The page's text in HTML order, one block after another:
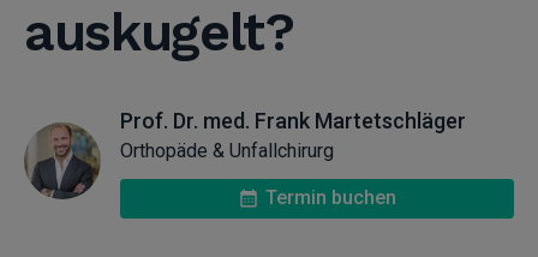
auskugelt?
Prof. Dr. med. Frank Martetschläger
Orthopäde & Unfallchirurg
Termin buchen